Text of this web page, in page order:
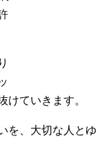
けていきます。
を、大切な人と